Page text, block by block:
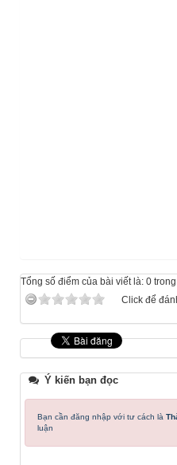
Tổng số điểm của bài viết là: 0
Click để
Ý kiến bạn đọc
Bạn cần đăng nhập với tư cách là
luận